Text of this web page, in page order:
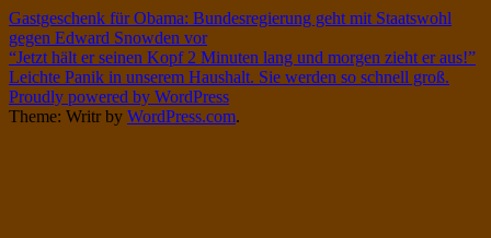
Post
navigation
Gastgeschenk für Obama: Bundesregierung geht mit Staatswohl
gegen Edward Snowden vor
“Jetzt hält er seinen Kopf 2 Minuten lang und morgen zieht er aus!”
Leichte Panik in unserem Haushalt. Sie werden so schnell groß.
Proudly powered by WordPress
Theme: Writr by WordPress.com.